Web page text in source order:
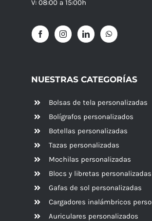
V: 08:00 a 15:00h
NUESTRAS CATEGORÍAS
Bolsas de tela personalizadas
Bolígrafos personalizados
Botellas personalizadas
Tazas personalizadas
Mochilas personalizadas
Blocs y libretas personalizadas
Gafas de sol personalizadas
Cargadores inalámbricos
Auriculares personalizados